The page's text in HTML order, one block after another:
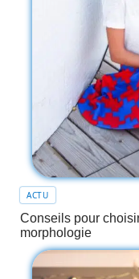
ACTU
Conseils pour
morphologie